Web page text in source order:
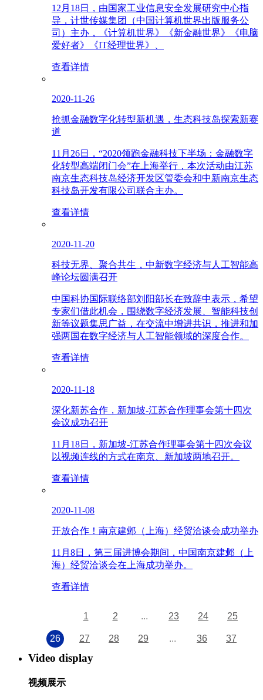
12月18日，由国家工业信息安全发展研究中心指
导，计世传媒集团（中国计算机世界出版服务公
司）主办，《计算机世界》《新金融世界》《电脑
爱好者》《IT经理世界》、
查看详情
2020-11-26
抢抓金融数字化转型新机遇，生态科技岛探索新赛
道
11月26日，“2020领跑金融科技下半场：金融数字
化转型高端闭门会”在上海举行，本次活动由江苏
南京生态科技岛经济开发区管委会和中新南京生态
科技岛开发有限公司联合主办。
查看详情
2020-11-20
科技无界、聚合共生，中新数字经济与人工智能高
峰论坛圆满召开
中国科协国际联络部刘阳部长在致辞中表示，希望
专家们借此机会，围绕数字经济发展、智能科技创
新等议题集思广益，在交流中增进共识，推进和加
强两国在数字经济与人工智能领域的深度合作。
查看详情
2020-11-18
深化新苏合作，新加坡-江苏合作理事会第十四次
会议成功召开
11月18日，新加坡-江苏合作理事会第十四次会议
以视频连线的方式在南京、新加坡两地召开。
查看详情
2020-11-08
开放合作！南京建邺（上海）经贸洽谈会成功举办
11月8日，第三届进博会期间，中国南京建邺（上
海）经贸洽谈会在上海成功举办。
查看详情
1 2 ... 23 24 25
26 27 28 29 ... 36 37
Video display
视频展示